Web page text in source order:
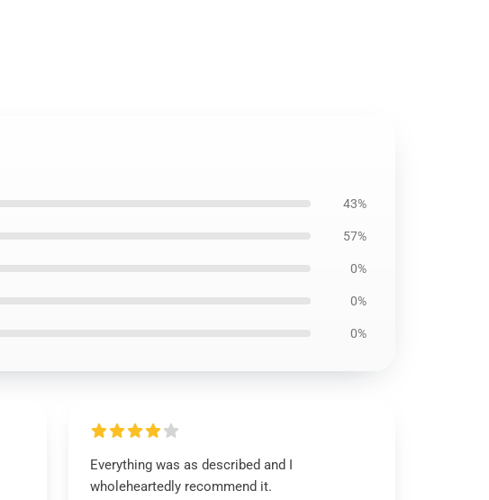
43%
57%
0%
0%
0%
Everything was as described and I
wholeheartedly recommend it.